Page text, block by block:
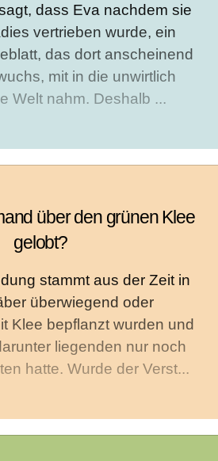
dass Eva nachdem sie
vertrieben wurde, ein
das dort anscheinend
mit in die unwirtlich
Welt nahm. Deshalb ...
über den grünen Klee
gelobt?
stammt aus der Zeit in
überwiegend oder
Klee bepflanzt wurden und
liegenden nur noch
hatte. Wurde der Verst...